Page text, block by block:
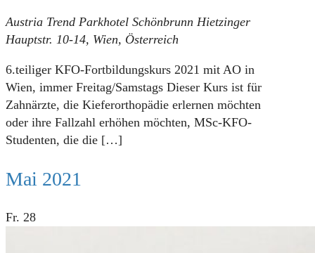
Austria Trend Parkhotel Schönbrunn Hietzinger
Hauptstr. 10-14, Wien, Österreich
6.teiliger KFO-Fortbildungskurs 2021 mit AO in
Wien, immer Freitag/Samstags Dieser Kurs ist für
Zahnärzte, die Kieferorthopädie erlernen möchten
oder ihre Fallzahl erhöhen möchten, MSc-KFO-
Studenten, die die […]
Mai 2021
Fr. 28